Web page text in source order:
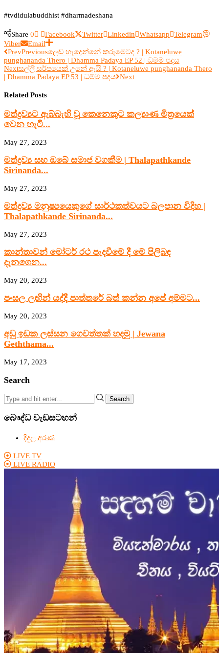
#tvdidulabuddhist #dharmadeshana
Share 0 Facebook Twitter Linkedin Whatsapp
Telegram
Viber
Email
PrevPreviousලෙඩ හැදෙන්නේ කරුමෙටද ? | Kotaneluwe
punghananda Thero | Dhamma Padaya EP 52 | ධම්ම පදය
Nextසල්ලි සර්පයෙක් උනේ ඇයි ? | Kotaneluwe punghananda Thero
| Dhamma Padaya EP 53 | ධම්ම පදය Next
Related Posts
මත්ද්‍රව්‍යට ඇබ්බැහි වූ කෙනෙකුට කල්‍යාණ මිත්‍රයෙක්
වෙන හැටි...
May 27, 2023
මත්ද්‍රව්‍ය සහ ඔබේ සමාජ වගකීම | Thalapathkande
Sirinanda...
May 27, 2023
මත්ද්‍රව්‍ය මනුෂ්‍යයෙකුගේ සාර්ථකත්වයට බලපාන විදිහ |
Thalapathkande Sirinanda...
May 27, 2023
කාන්තාවන් මෝටර් රථ පැදවීමේ දී මේ පිලිබඳ
දැනගෙන...
May 20, 2023
පංසල ලඟින් යද්දී පාත්තරේ බත් කන්න අපේ අම්මට...
May 20, 2023
අඩු ඉඩක ලස්සන ගෙවත්තක් හදමු | Jewana
Geththama...
May 17, 2023
Search
Search
බෞද්ධ වැඩසටහන්
දිදුල අරණ
LIVE TV
LIVE RADIO